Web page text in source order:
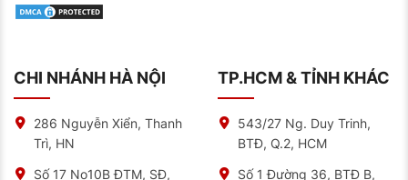
CHI NHÁNH HÀ NỘI
286 Nguyễn Xiển, Thanh
Trì, HN
Số 17 No10B ĐTM, SĐ,
TP.HCM & TỈNH KHÁC
543/27 Ng. Duy Trinh,
BTĐ, Q.2, HCM
Số 1 Đường 36, BTĐ B,